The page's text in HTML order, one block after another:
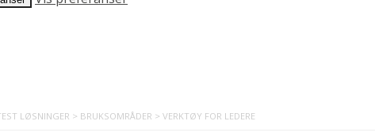
LØSNINGER > BRUKSOMRÅDER > VERKTØY FOR LEDERE